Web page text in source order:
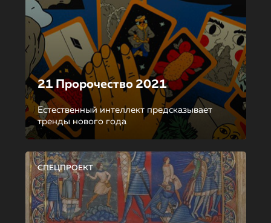
21 Пророчество 2021
Естественный интеллект предсказывает
тренды нового года
СПЕЦПРОЕКТ